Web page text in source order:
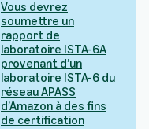
Vous devrez
soumettre un
rapport de
laboratoire ISTA-6A
provenant d’un
laboratoire ISTA-6 du
réseau APASS
d’Amazon à des fins
de certification